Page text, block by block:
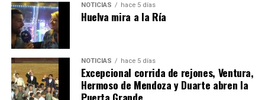
NOTICIAS hace 5 días
Huelva mira a la Ría
NOTICIAS hace 5 días
Excepcional corrida de rejones, Ventura,
Hermoso de Mendoza y Duarte abren la
Puerta Grande